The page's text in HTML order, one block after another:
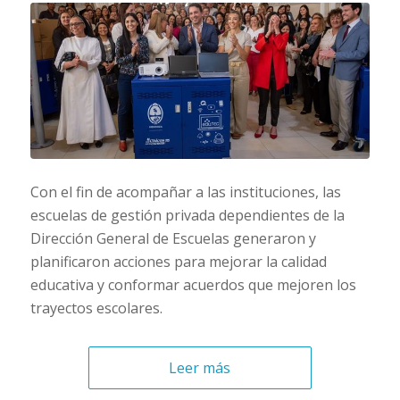
Con el fin de acompañar a las instituciones, las
escuelas de gestión privada dependientes de la
Dirección General de Escuelas generaron y
planificaron acciones para mejorar la calidad
educativa y conformar acuerdos que mejoren los
trayectos escolares.
Leer más